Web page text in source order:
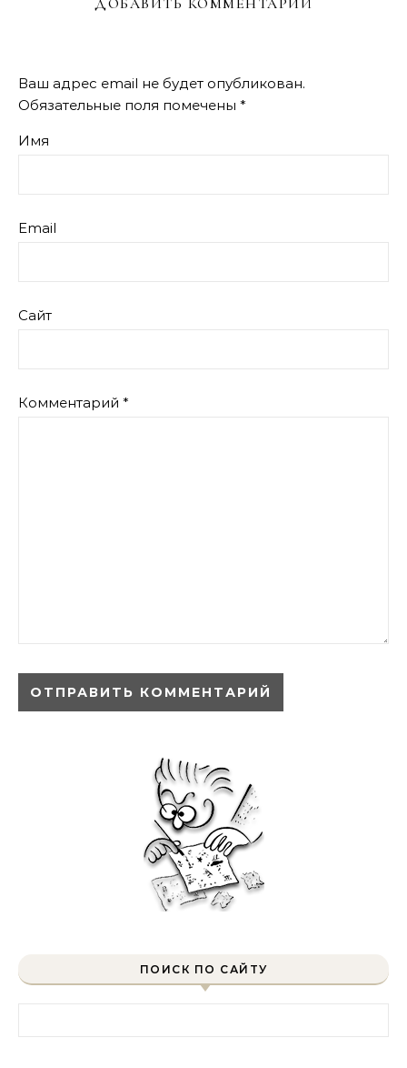
ДОБАВИТЬ КОММЕНТАРИЙ
Ваш адрес email не будет опубликован.
Обязательные поля помечены *
Имя
Email
Сайт
Комментарий *
ПОИСК ПО САЙТУ